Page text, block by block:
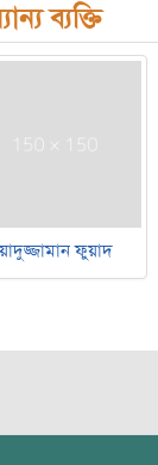
ব্যক্তি
ফুয়াদ